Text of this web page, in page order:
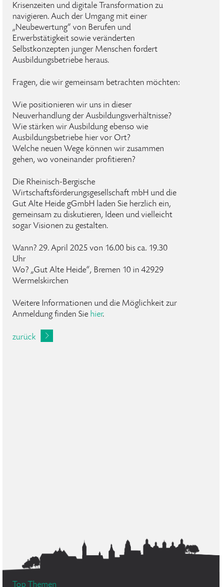
Krisenzeiten und digitale Transformation zu
navigieren. Auch der Umgang mit einer
„Neubewertung“ von Berufen und
Erwerbstätigkeit sowie veränderten
Selbstkonzepten junger Menschen fordert
Ausbildungsbetriebe heraus.
Fragen, die wir gemeinsam betrachten möchten:
Wie positionieren wir uns in dieser
Neuverhandlung der Ausbildungsverhältnisse?
Wie stärken wir Ausbildung ebenso wie
Ausbildungsbetriebe hier vor Ort?
Welche neuen Wege können wir zusammen
gehen, wo voneinander profitieren?
Die Rheinisch-Bergische
Wirtschaftsförderungsgesellschaft mbH und die
Gut Alte Heide gGmbH laden Sie herzlich ein,
gemeinsam zu diskutieren, Ideen und vielleicht
sogar Visionen zu gestalten.
Wann? 29. April 2025 von 16.00 bis ca. 19.30
Uhr
Wo? „Gut Alte Heide“, Bremen 10 in 42929
Wermelskirchen
Weitere Informationen und die Möglichkeit zur
Anmeldung finden Sie hier.
zurück
Top Themen